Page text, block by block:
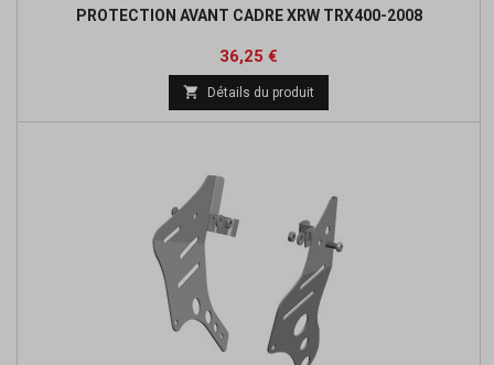
PROTECTION AVANT CADRE XRW TRX400-2008
Prix
36,25 €
base
 Détails du produit